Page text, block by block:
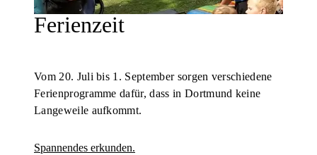
Ferienzeit
Vom 20. Juli bis 1. September sorgen verschiedene
Ferienprogramme dafür, dass in Dortmund keine
Langeweile aufkommt.
Spannendes erkunden.